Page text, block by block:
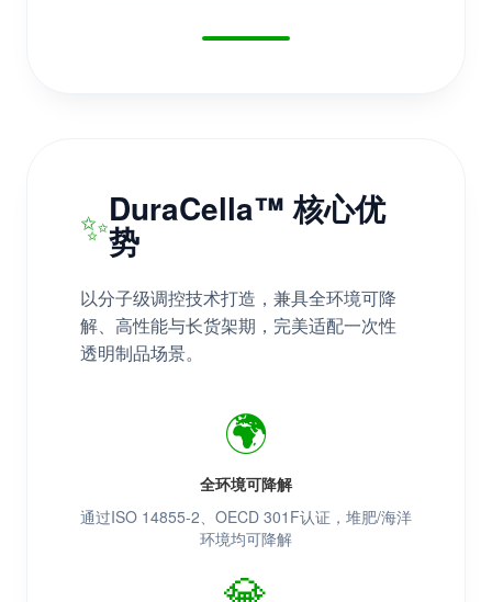
✨DuraCella™ 核心优
势
以分子级调控技术打造，兼具全环境可降
解、高性能与长货架期，完美适配一次性
透明制品场景。
🌍
全环境可降解
通过ISO 14855-2、OECD 301F认证，堆肥/海洋
环境均可降解